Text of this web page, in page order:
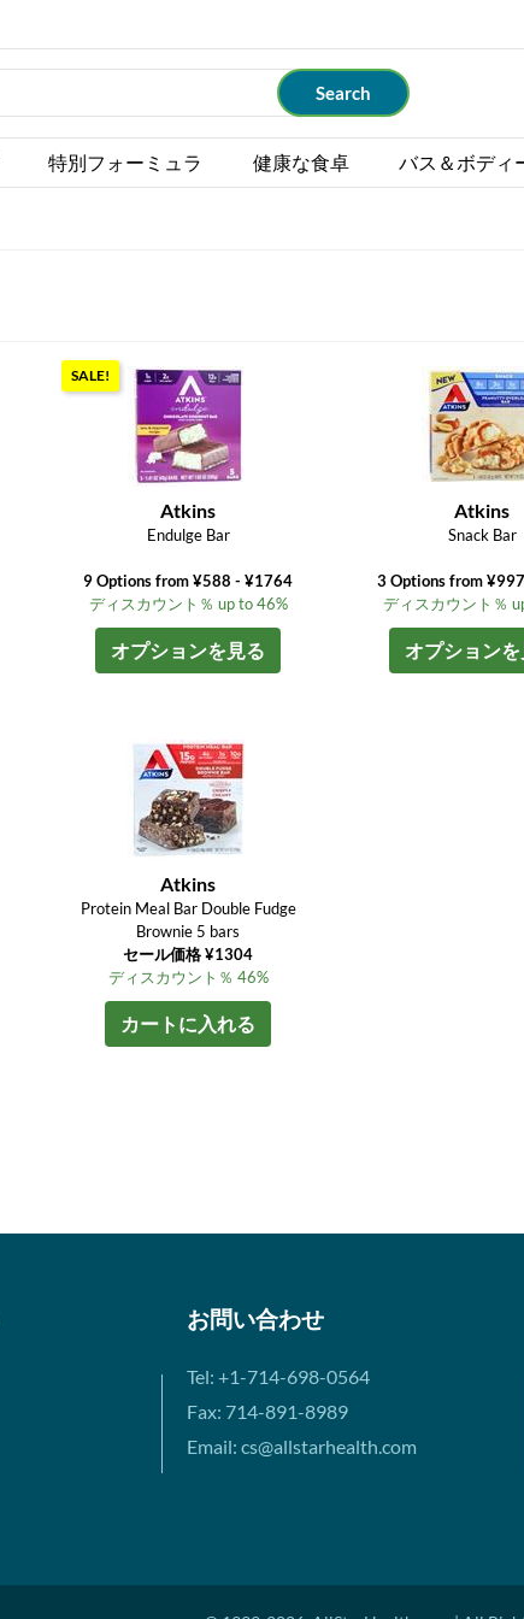
特別フォーミュラ 健康な食卓 バス＆ボディ
SALE!
Atkins
Endulge Bar
9 Options from ¥588 - ¥1764
ディスカウント％ up to 46%
オプションを見る
Atkins
Snack Bar
3 Options from
ディスカウント％
オプション
Atkins
Protein Meal Bar Double Fudge
Brownie 5 bars
セール価格 ¥1304
ディスカウント％ 46%
カートに入れる
お問い合わせ
Tel: +1-714-698-0564
Fax: 714-891-8989
Email: cs@allstarhealth.com